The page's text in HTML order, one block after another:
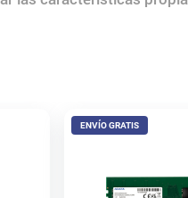
ENVÍO GRATIS